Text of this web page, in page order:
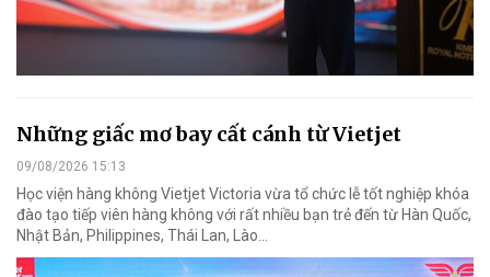
Những giấc mơ bay cất cánh từ Vietjet
09/08/2026 15:13
Học viện hàng không Vietjet Victoria vừa tổ chức lễ tốt nghiệp khóa
đào tạo tiếp viên hàng không với rất nhiều bạn trẻ đến từ Hàn Quốc,
Nhật Bản, Philippines, Thái Lan, Lào…